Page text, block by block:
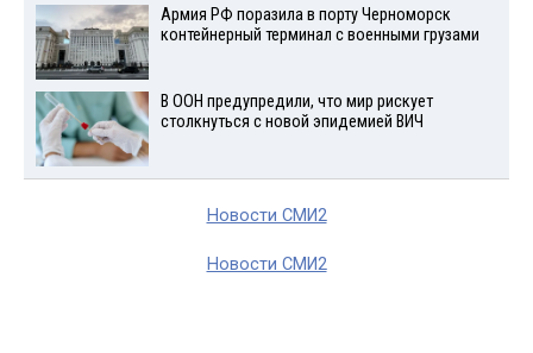
Армия РФ поразила в порту Черноморск
контейнерный терминал с военными грузами
В ООН предупредили, что мир рискует
столкнуться с новой эпидемией ВИЧ
Новости СМИ2
Новости СМИ2